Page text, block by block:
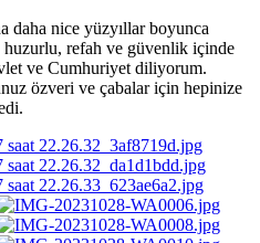
daha nice yüzyıllar boyunca
huzurlu, refah ve güvenlik içinde
ve Cumhuriyet diliyorum.
özveri ve çabalar için hepinize